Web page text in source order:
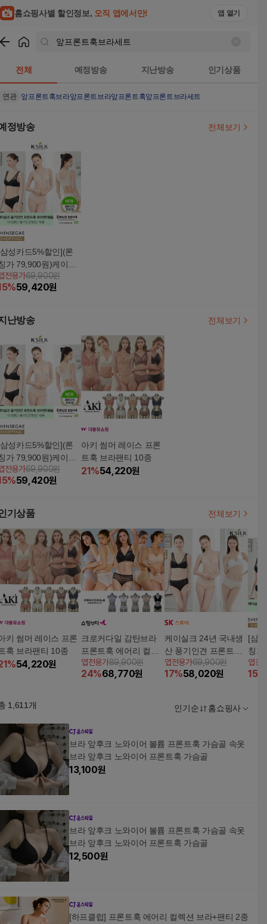
홈쇼핑사별 할인정보, 오직 앱에서만! 앱 열기
전체 예정방송 지난방송 인기상품
연관 앞프론트훅브라앞프론트브라앞프론트훅앞프론트브라세트
정방송 전체보기
성카드5%할인](론
가 79,900원)케이실
풍기인견 프론트훅
라팬티 3세트
전용가69,900원
%59,420원
난방송 전체보기
성카드5%할인](론
가 79,900원)케이실
풍기인견 프론트훅
라팬티 3세트
전용가69,900원
%59,420원
아키 썸머 레이스 프론
트훅 브라팬티 10종
21%54,220원
기상품 전체보기
키 썸머 레이스 프론
훅 브라팬티 10종
%54,220원
크로커다일 감탄브라
프론트훅 에어리 컬렉
션(10종)
앱전용가89,900원
24%68,770원
케이실크 24년 국내생
산 풍기인견 프론트훅
브라팬티6종
앱전용가69,900원
17%58,020원
[삼
칭가
크
브
앱전
15
1,611 개 인기순 홈쇼핑사
브라 앞후크 노와이어 볼륨 프론트훅 가슴골 속옷
브라 앞후크 노와이어 프론트훅 가슴골
13,100원
브라 앞후크 노와이어 볼륨 프론트훅 가슴골 속옷
브라 앞후크 노와이어 프론트훅 가슴골
12,500원
[하프클럽] 프론트훅 에어리 컬렉션 브라+팬티 2종